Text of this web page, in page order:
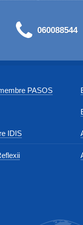
060088544
PASOS
IDIS